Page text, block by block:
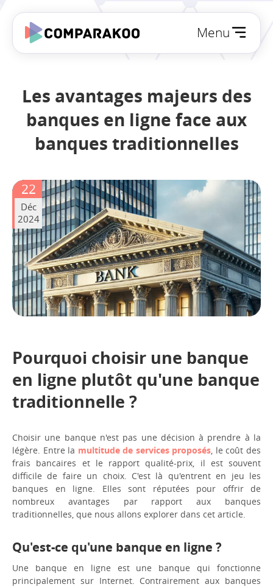
Menu
Les avantages majeurs des
banques en ligne face aux
banques traditionnelles
22
Déc
2024
Pourquoi choisir une banque
en ligne plutôt qu'une banque
traditionnelle ?
Choisir une banque n'est pas une décision à prendre à la
légère. Entre la multitude de services proposés, le coût des
frais bancaires et le rapport qualité-prix, il est souvent
difficile de faire un choix. C'est là qu'entrent en jeu les
banques en ligne. Elles sont réputées pour offrir de
nombreux avantages par rapport aux banques
traditionnelles, que nous allons explorer dans cet article.
Qu'est-ce qu'une banque en ligne ?
Une banque en ligne est une banque qui fonctionne
principalement sur Internet. Contrairement aux banques